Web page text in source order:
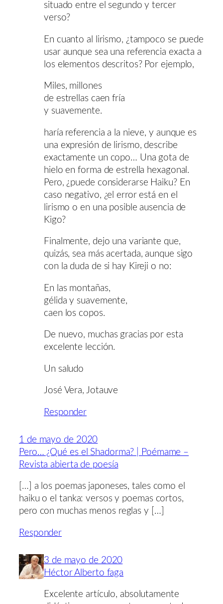
situado entre el segundo y tercer
verso?
En cuanto al lirismo, ¿tampoco se puede
usar aunque sea una referencia exacta a
los elementos descritos? Por ejemplo,
Miles, millones
de estrellas caen fría
y suavemente.
haría referencia a la nieve, y aunque es
una expresión de lirismo, describe
exactamente un copo… Una gota de
hielo en forma de estrella hexagonal.
Pero, ¿puede considerarse Haiku? En
caso negativo, ¿el error está en el
lirismo o en una posible ausencia de
Kigo?
Finalmente, dejo una variante que,
quizás, sea más acertada, aunque sigo
con la duda de si hay Kireji o no:
En las montañas,
gélida y suavemente,
caen los copos.
De nuevo, muchas gracias por esta
excelente lección.
Un saludo
José Vera, Jotauve
Responder
1 de mayo de 2020
Pero… ¿Qué es el Shadorma? | Poémame –
Revista abierta de poesía
[…] a los poemas japoneses, tales como el
haiku o el tanka: versos y poemas cortos,
pero con muchas menos reglas y […]
Responder
3 de mayo de 2020
Héctor Alberto faga
Excelente artículo, absolutamente